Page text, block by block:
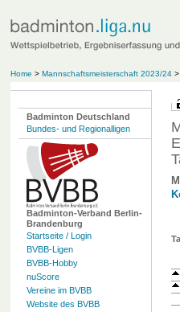
Home > Mannschaftsmeisterschaft 2023/24 >
Badminton Deutschland
Bundes- und Regionalligen
Badminton-Verband Berlin-
Brandenburg
Startseite / Login
BVBB-Ligen
BVBB-Hobby
nuScore
Vereine im BVBB
Website des BVBB